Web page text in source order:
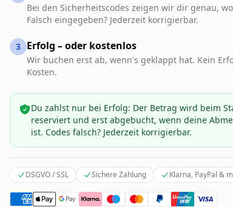
Bei den Sicherheitscodes zeigen wir dir genau,
Falsch eingegeben? Jederzeit korrigierbar.
3 Erfolg – oder kostenlos
Wir buchen erst ab, wenn's geklappt hat. Kein
Kosten.
Du zahlst nur bei Erfolg: Der Betrag wird beim
reserviert und erst abgebucht, wenn deine
ist. Codes falsch? Jederzeit korrigierbar.
DSGVO / SSL Sichere Zahlung Klarna, PayPal &